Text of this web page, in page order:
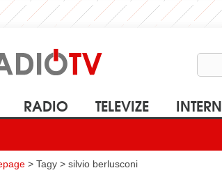
RADIO TELEVIZE
> Tagy > silvio berlusconi